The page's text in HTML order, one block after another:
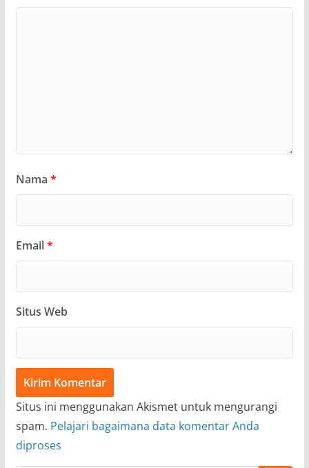
Nama *
Email*
Situs Web
Situs ini menggunakan Akismet untuk mengurangi
spam. Pelajari bagaimana data komentar Anda
diproses